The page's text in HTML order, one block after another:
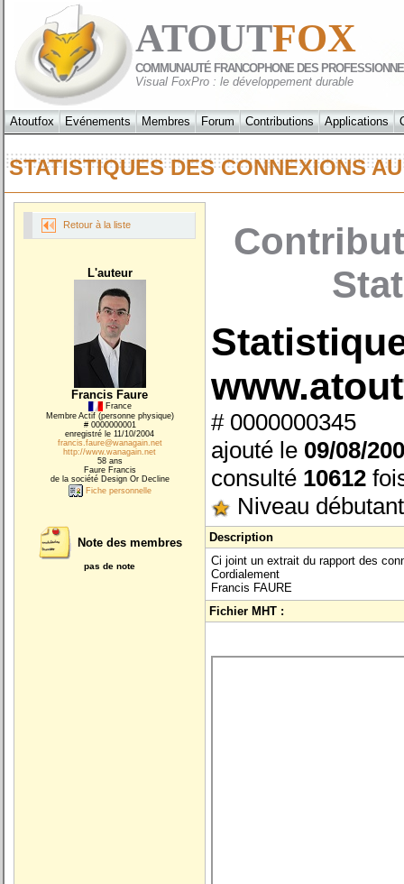
ATOUTFOX
COMMUNAUTÉ FRANCOPHONE DES
Visual FoxPro : le développement durable
Atoutfox Evénements Membres Forum Contributions Applications
STATISTIQUES DES CONNEXIONS
Retour à la liste
L'auteur
Francis Faure
France
Membre Actif (personne physique)
# 0000000001
enregistré le 11/10/2004
francis.faure@wanagain.net
http://www.wanagain.net
58 ans
Faure Francis
de la société Design Or Decline
Fiche personnelle
Note des membres
pas de note
# 0000000345
ajouté le 09/08/
consulté 10612
Niveau débutant
Description
Ci joint un extrait du rapport des
Cordialement
Francis FAURE
Fichier MHT :